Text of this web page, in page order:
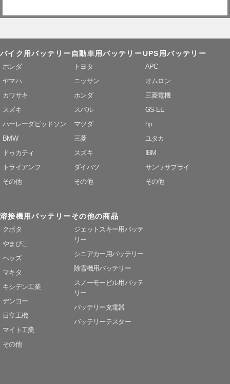
バイク用バッテリー
ホンダ
ヤマハ
カワサキ
スズキ
ハーレーダビッドソン
BMW
ドゥカティ
トライアンフ
その他
自動車用バッテリー
トヨタ
ニッサン
ホンダ
スバル
マツダ
三菱
スズキ
ダイハツ
その他
UPS用バッテリー
APC
オムロン
三菱電機
GS-EE
hp
ユタカ
IBM
サンワサプライ
その他
溶接機用バッテリー
クボタ
やまびこ
ヘッズ
マキタ
キシデン工業
デンヨー
日立工機
マイト工業
その他
その他の商品
ジェットスキー用バッテ
リー
シニアカー用バッテリー
除雪機用バッテリー
スノーモービル用バッテ
リー
バッテリー充電器
バッテリーテスター